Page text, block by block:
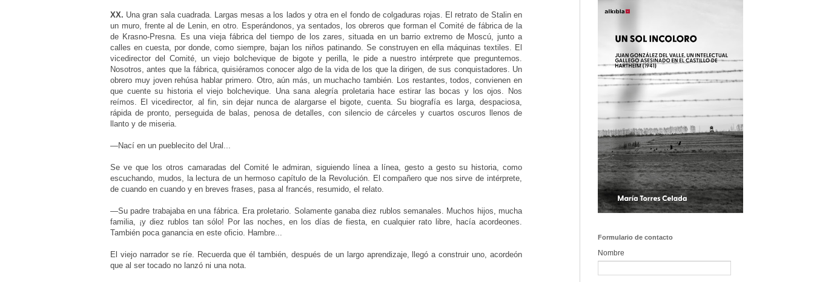
XX. Una gran sala cuadrada. Largas mesas a los lados y otra en el fondo de colgaduras rojas. El retrato de Stalin en
un muro, frente al de Lenin, en otro. Esperándonos, ya sentados, los obreros que forman el Comité de fábrica de la
de Krasno-Presna. Es una vieja fábrica del tiempo de los zares, situada en un barrio extremo de Moscú, junto a
calles en cuesta, por donde, como siempre, bajan los niños patinando. Se construyen en ella máquinas textiles. El
vicedirector del Comité, un viejo bolchevique de bigote y perilla, le pide a nuestro intérprete que preguntemos.
Nosotros, antes que la fábrica, quisiéramos conocer algo de la vida de los que la dirigen, de sus conquistadores. Un
obrero muy joven rehúsa hablar primero. Otro, aún más, un muchacho también. Los restantes, todos, convienen en
que cuente su historia el viejo bolchevique. Una sana alegría proletaria hace estirar las bocas y los ojos. Nos
reímos. El vicedirector, al fin, sin dejar nunca de alargarse el bigote, cuenta. Su biografía es larga, despaciosa,
rápida de pronto, perseguida de balas, penosa de detalles, con silencio de cárceles y cuartos oscuros llenos de
llanto y de miseria.
—Nací en un pueblecito del Ural...
Se ve que los otros camaradas del Comité le admiran, siguiendo línea a línea, gesto a gesto su historia, como
escuchando, mudos, la lectura de un hermoso capítulo de la Revolución. El compañero que nos sirve de intérprete,
de cuando en cuando y en breves frases, pasa al francés, resumido, el relato.
—Su padre trabajaba en una fábrica. Era proletario. Solamente ganaba diez rublos semanales. Muchos hijos, mucha
familia, ¡y diez rublos tan sólo! Por las noches, en los días de fiesta, en cualquier rato libre, hacía acordeones.
También poca ganancia en este oficio. Hambre...
El viejo narrador se ríe. Recuerda que él también, después de un largo aprendizaje, llegó a construir uno, acordeón
que al ser tocado no lanzó ni una nota.
Formulario de contacto
Nombre